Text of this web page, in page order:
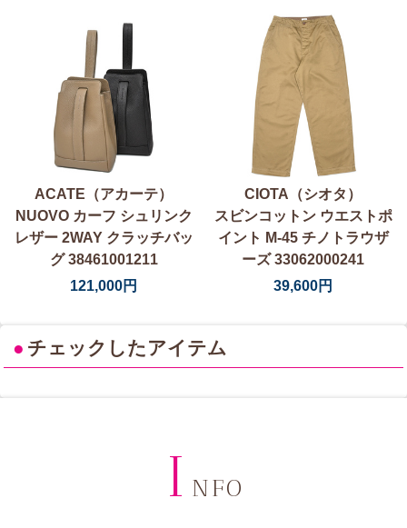
ACATE（アカーテ）
NUOVO カーフ シュリンク
レザー 2WAY クラッチバッ
グ 38461001211
121,000円
CIOTA（シオタ）
スビンコットン ウエストポ
イント M-45 チノトラウザ
ーズ 33062000241
39,600円
● チェックしたアイテム
I NFO